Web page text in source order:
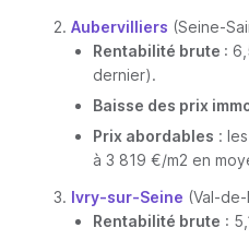
Aubervilliers (Seine-
Rentabilité brute :
dernier).
Baisse des prix
Prix abordables :
à 3 819 €/m2 en
Ivry-sur-Seine (Val-
Rentabilité brute :